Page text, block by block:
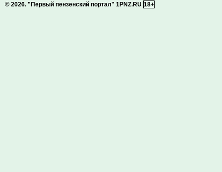
© 2026. "Первый пензенский портал" 1PNZ.RU 18+